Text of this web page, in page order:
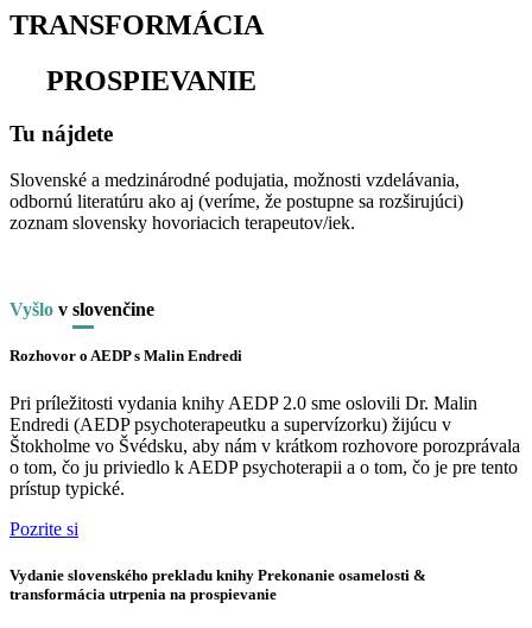
TRANSFORMÁCIA
PROSPIEVANIE
Tu nájdete
Slovenské a medzinárodné podujatia, možnosti vzdelávania,
odbornú literatúru ako aj (veríme, že postupne sa rozširujúci)
zoznam slovensky hovoriacich terapeutov/iek.
Vyšlo v slovenčine
Rozhovor o AEDP s Malin Endredi
Pri príležitosti vydania knihy AEDP 2.0 sme oslovili Dr. Malin
Endredi (AEDP psychoterapeutku a supervízorku) žijúcu v
Štokholme vo Švédsku, aby nám v krátkom rozhovore porozprávala
o tom, čo ju priviedlo k AEDP psychoterapii a o tom, čo je pre tento
prístup typické.
Pozrite si
Vydanie slovenského prekladu knihy Prekonanie osamelosti &
transformácia utrpenia na prospievanie